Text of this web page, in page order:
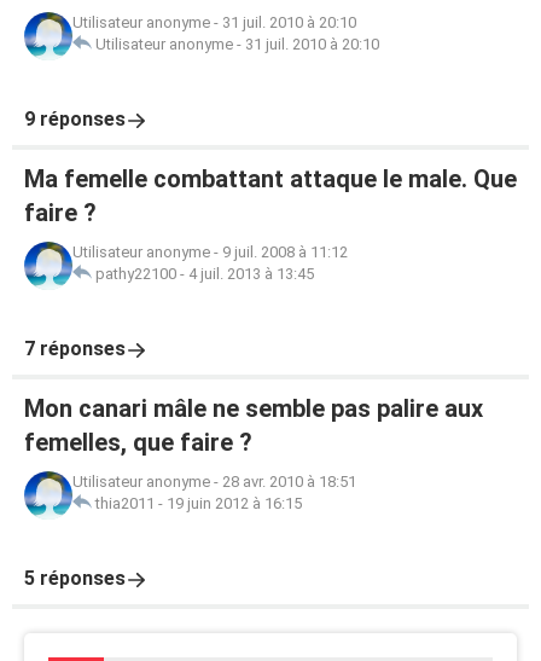
Utilisateur anonyme - 31 juil. 2010 à 20:10
Utilisateur anonyme - 31 juil. 2010 à 20:10
9 réponses
Ma femelle combattant attaque le male. Que
faire ?
Utilisateur anonyme - 9 juil. 2008 à 11:12
pathy22100 - 4 juil. 2013 à 13:45
7 réponses
Mon canari mâle ne semble pas palire aux
femelles, que faire ?
Utilisateur anonyme - 28 avr. 2010 à 18:51
thia2011 - 19 juin 2012 à 16:15
5 réponses